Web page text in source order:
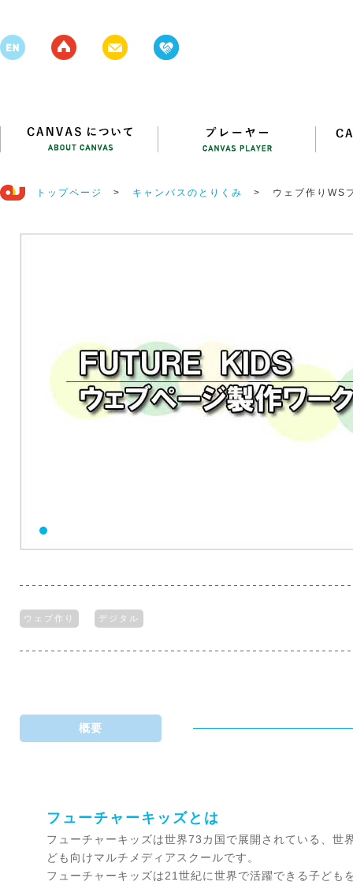
トップページ > キャンバスのとりくみ > ウェブ作りWS
ウェブ作り デジタル
概要
フューチャーキッズとは
フューチャーキッズは世界73カ国で展開されている、世
ども向けマルチメディアスクールです。
フューチャーキッズは21世紀に世界で活躍できる子ども